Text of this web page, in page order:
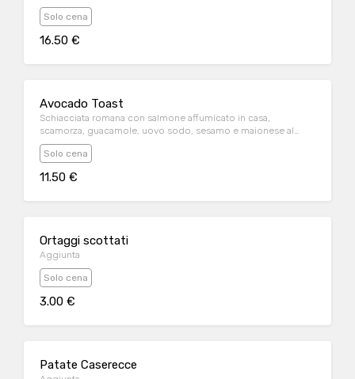
maionese al limone
Solo cena
16.50 €
Avocado Toast
Schiacciata romana con salmone affumicato in casa,
scamorza, guacamole, uovo sodo, sesamo e maionese al
limone
Solo cena
11.50 €
Ortaggi scottati
Aggiunta
Solo cena
3.00 €
Patate Caserecce